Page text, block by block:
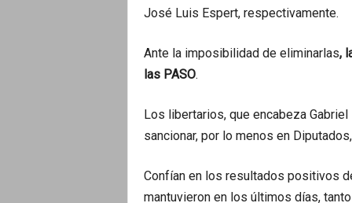
José Luis Espert, respectivamente.
Ante la imposibilidad de eliminarlas,
las PASO.
Los libertarios, que encabeza
sancionar, por lo menos en
Confían en los resultados positivos
mantuvieron en los últimos días,